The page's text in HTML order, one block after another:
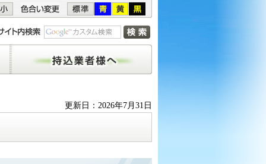
持込業者様へ
更新日：2026年7月31日